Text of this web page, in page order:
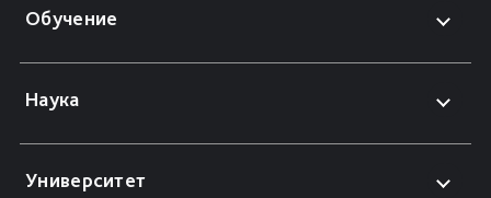
Обучение
Наука
Университет